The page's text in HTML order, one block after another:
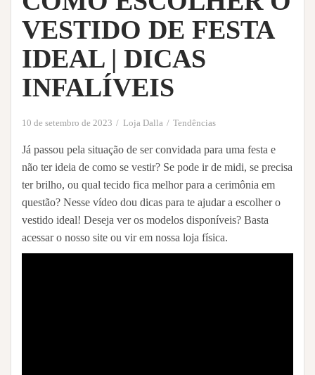
VESTIDO DE FESTA
IDEAL | DICAS
INFALÍVEIS
10 de setembro de 2023 Loja Dalla Tendências
Já passou pela situação de ser convidada para uma festa e
não ter ideia de como se vestir? Se pode ir de midi, se precisa
ter brilho, ou qual tecido fica melhor para a cerimônia em
questão? Nesse vídeo dou dicas para te ajudar a escolher o
vestido ideal! Deseja ver os modelos disponíveis? Basta
acessar o nosso site ou vir em nossa loja física.